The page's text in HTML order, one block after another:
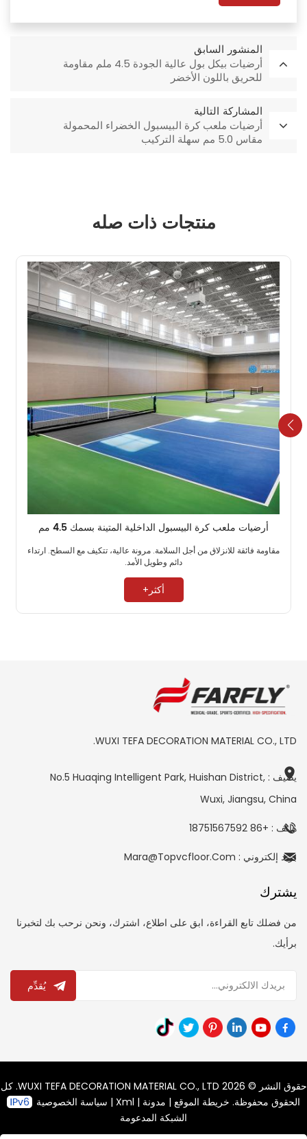
المنشور السابق
أرضيات بيكل بول عالية الجودة 4.5 ملم مقاومة
للحريق باللون الأخضر
المشاركة التالية
أرضيات ملعب كرة البيسبول الخضراء المحمولة
مقاس 5.0 مم سهلة التركيب
منتجات ذات صله
أرضيات ملعب كرة البيسبول الداخلية المتينة بسمك 4.5 مم
مقاومة فائقة للانزلاق من أجل السلامة. مرونة عالية، تتكيف مع السطح. ارتداء
دائم وطويل الأمد. ​
أكثر+
WUXI TEFA DECORATION MATERIAL CO., LTD.
يضيف : No.5 Huaqing Intelligent Park, Huishan District,
Wuxi, Jiangsu, China
هاتف : +86 18751567592
بريد إلكتروني : Mara@topvcfloor.com
يشترك
من فضلك تابع القراءة، ابق على اطلاع، اشترك، ونحن نرحب بك لتخبرنا
برأيك.
يُقدِّم
حقوق النشر © 2026 WUXI TEFA DECORATION MATERIAL CO., LTD. كل
الحقوق محفوظة. خريطة الموقع | مدونة |
Xml
| سياسة الخصوصية
الشبكة المدعومة